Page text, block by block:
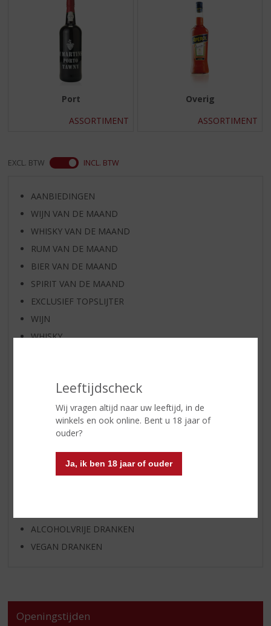
a
Leeftijdscheck
Wij vragen altijd naar uw leeftijd, in de
winkels en ook online. Bent u 18 jaar of
ouder?
Ja, ik ben 18 jaar of ouder
Port
ASSORTIMENT
Overig
ASSORTIMENT
EXCL. BTW INCL. BTW
AANBIEDINGEN
WIJN VAN DE MAAND
WHISKY VAN DE MAAND
RUM VAN DE MAAND
BIER VAN DE MAAND
SPIRIT VAN DE MAAND
EXCLUSIEF TOPSLIJTER
WIJN
WHISKY
GEDISTILLEERD OVERIG
SHOTJES
KANT EN KLAAR
GLASWERK
GESCHENKVERPAKKING
ALCOHOLVRIJE DRANKEN
VEGAN DRANKEN
Openingstijden